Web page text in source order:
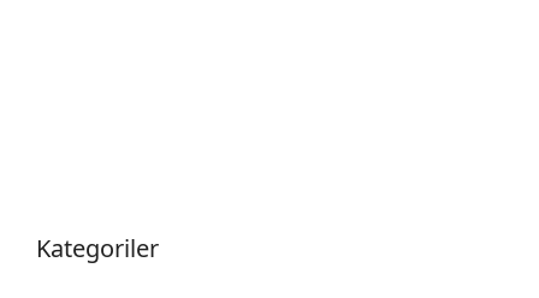
Kategoriler